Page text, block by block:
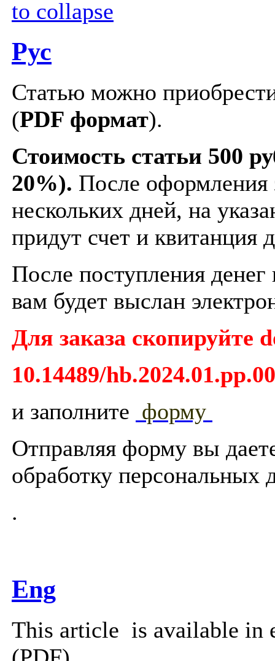
to collapse
Рус
Статью можно
(PDF формат).
Стоимость статьи 500
20%). После оформления
нескольких дней, на
придут счет и квитанция
После поступления денег
вам будет выслан
Для заказа скопируйте
10.14489/
и заполните форму
Отправляя форму вы
обработку персональных
.
Eng
This article is available in